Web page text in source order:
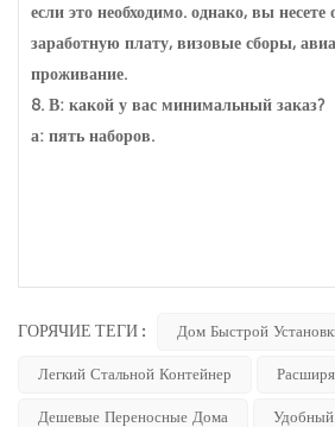
если это необходимо. однако, вы несете
заработную плату, визовые сборы,
проживание.
8. В: какой у вас минимальный заказ?
а: пять наборов.
ГОРЯЧИЕ ТЕГИ : Дом Быстрой
Легкий Стальной Контейнер
Дешевые Переносные Дома